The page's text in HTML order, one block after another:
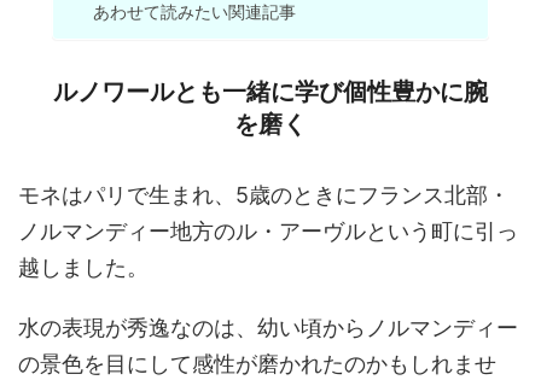
あわせて読みたい関連記事
ルノワールとも一緒に学び個性豊かに腕
を磨く
モネはパリで生まれ、5歳のときにフランス北部・
ノルマンディー地方のル・アーヴルという町に引っ
越しました。
水の表現が秀逸なのは、幼い頃からノルマンディー
の景色を目にして感性が磨かれたのかもしれませ